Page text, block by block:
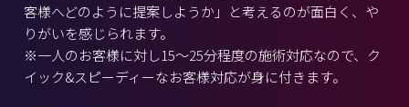
客様へどのように提案しようか」と考えるのが面白く、や
りがいを感じられます。
※一人のお客様に対し15～25分程度の施術対応なので、ク
イック&スピーディーなお客様対応が身に付きます。